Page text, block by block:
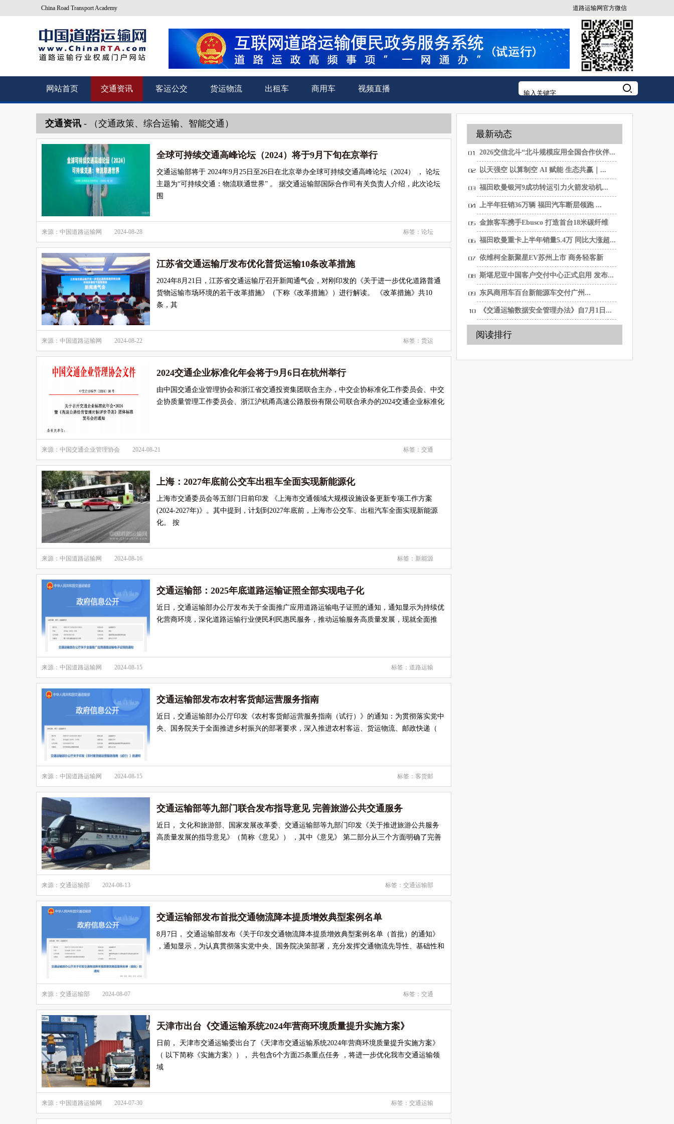
China Road Transport Academy 道路运输网官方微信
网站首页 交通资讯 客运公交 货运物流 出租车 商用车 视频直播
交通资讯 - （交通政策、综合运输、智能交通）
全球可持续交通高峰论坛（2024）将于9月下旬在京举行
交通运输部将于 2024年9月25日至26日在北京举办全球可持续交通高峰论坛（2024） ， 论坛
主题为“可持续交通：物流联通世界” 。 据交通运输部国际合作司有关负责人介绍，此次论坛
围
来源：中国道路运输网 2024-08-28 标签： 论坛
江苏省交通运输厅发布优化普货运输10条改革措施
2024年8月21日，江苏省交通运输厅召开新闻通气会，对刚印发的《关于进一步优化道路普通
货物运输市场环境的若干改革措施》（下称《改革措施》）进行解读。 《改革措施》共10
条，其
来源：中国道路运输网 2024-08-22 标签： 货运
2024交通企业标准化年会将于9月6日在杭州举行
由中国交通企业管理协会和浙江省交通投资集团联合主办，中交企协标准化工作委员会、中交
企协质量管理工作委员会、浙江沪杭甬高速公路股份有限公司联合承办的2024交通企业标准化
来源：中国交通企业管理协会 2024-08-21 标签： 交通
上海：2027年底前公交车出租车全面实现新能源化
上海市交通委员会等五部门日前印发 《上海市交通领域大规模设施设备更新专项工作方案
(2024-2027年)》。其中提到，计划到2027年底前，上海市公交车、出租汽车全面实现新能源
化。 按
来源：中国道路运输网 2024-08-16 标签： 新能源
交通运输部：2025年底道路运输证照全部实现电子化
近日，交通运输部办公厅发布关于全面推广应用道路运输电子证照的通知，通知显示为持续优
化营商环境，深化道路运输行业便民利民惠民服务，推动运输服务高质量发展，现就全面推
来源：中国道路运输网 2024-08-15 标签： 道路运输
交通运输部发布农村客货邮运营服务指南
近日，交通运输部办公厅印发《农村客货邮运营服务指南（试行）》的通知：为贯彻落实党中
央、国务院关于全面推进乡村振兴的部署要求，深入推进农村客运、货运物流、邮政快递（
来源：中国道路运输网 2024-08-15 标签： 客货邮
交通运输部等九部门联合发布指导意见 完善旅游公共交通服务
近日， 文化和旅游部、国家发展改革委、交通运输部等九部门印发《关于推进旅游公共服务
高质量发展的指导意见》（简称《意见》） ，其中《意见》 第二部分从三个方面明确了完善
来源：交通运输部 2024-08-13 标签： 交通运输部
交通运输部发布首批交通物流降本提质增效典型案例名单
8月7日， 交通运输部发布《关于印发交通物流降本提质增效典型案例名单（首批）的通知》
，通知显示，为认真贯彻落实党中央、国务院决策部署，充分发挥交通物流先导性、基础性和
来源：交通运输部 2024-08-07 标签： 交通
天津市出台《交通运输系统2024年营商环境质量提升实施方案》
日前， 天津市交通运输委出台了《天津市交通运输系统2024年营商环境质量提升实施方案》
（ 以下简称《实施方案》）， 共包含6个方面25条重点任务 ，将进一步优化我市交通运输领
域
来源：中国道路运输网 2024-07-30 标签： 交通运输
最新动态
2026交信北斗“北斗规模应用全国合作伙伴...
以天强空 以算制空 AI 赋能 生态共赢｜...
福田欧曼银河9成功转运引力火箭发动机...
上半年狂销36万辆 福田汽车断层领跑 ...
金旅客车携手Ebusco 打造首台18米碳纤维
纯...
福田欧曼重卡上半年销量5.4万 同比大涨超...
依维柯全新聚星EV苏州上市 商务轻客新
选...
斯堪尼亚中国客户交付中心正式启用 发布...
东风商用车百台新能源车交付广州...
《交通运输数据安全管理办法》自7月1日...
阅读排行